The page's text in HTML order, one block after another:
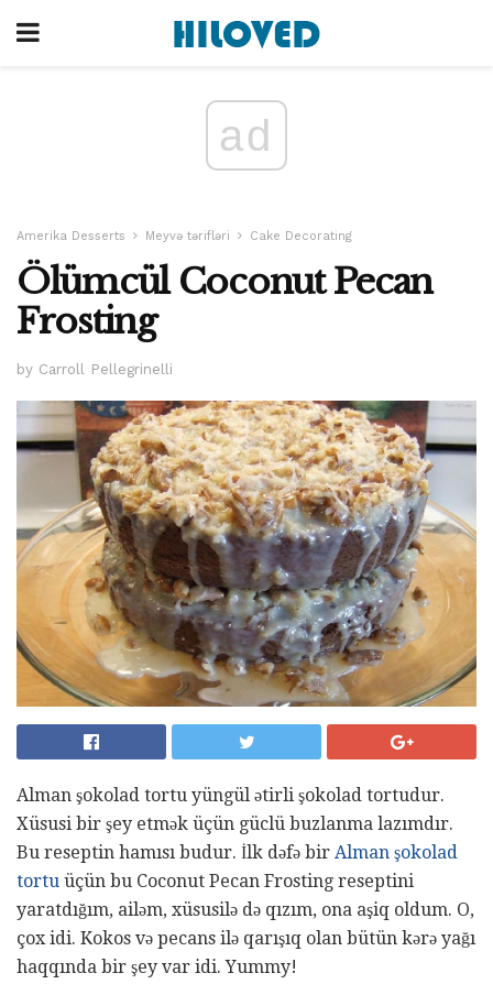
ad
Amerika Desserts Meyvə tərifləri Cake Decorating
Ölümcül Coconut Pecan
Frosting
by Carroll Pellegrinelli
Alman şokolad tortu yüngül ətirli şokolad tortudur.
Xüsusi bir şey etmək üçün güclü buzlanma lazımdır.
Bu reseptin hamısı budur. İlk dəfə bir Alman şokolad
tortu üçün bu Coconut Pecan Frosting reseptini
yaratdığım, ailəm, xüsusilə də qızım, ona aşiq oldum. O,
çox idi. Kokos və pecans ilə qarışıq olan bütün kərə yağı
haqqında bir şey var idi. Yummy!